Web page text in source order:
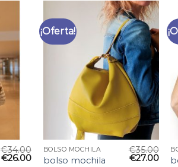
€34.00
€26.00
¡Oferta!
BOLSO MOCHILA
bolso mochila
€35.00
€27.00